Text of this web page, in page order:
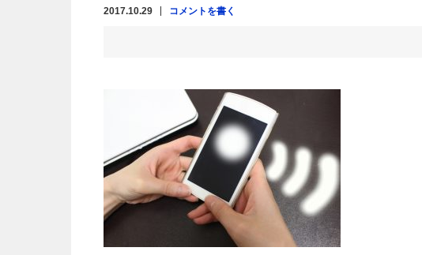
2017.10.29 コメントを書く